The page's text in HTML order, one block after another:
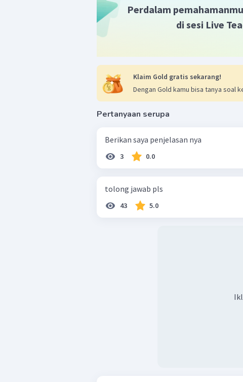
Perdalam
di sesi Live
Klaim Gold gratis sekarang!
Dengan Gold kamu bisa tanya soal
Pertanyaan serupa
Berikan saya penjelasan nya
3 0.0
tolong jawab pls
43 5.0